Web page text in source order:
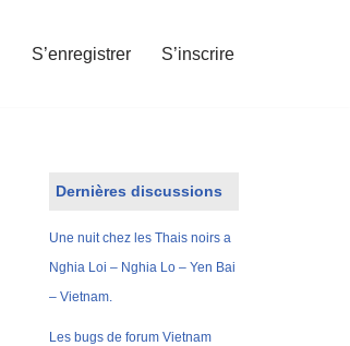
S’enregistrer S’inscrire
Dernières discussions
Une nuit chez les Thais noirs a
Nghia Loi – Nghia Lo – Yen Bai
– Vietnam.
Les bugs de forum Vietnam